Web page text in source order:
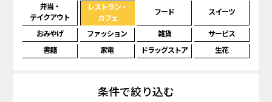
弁当・
テイクアウト
レストラン・
カフェ
フード スイーツ
おみやげ ファッション 雑貨
サービス
書籍
家電 ドラッグストア 生花
条件で絞り込む